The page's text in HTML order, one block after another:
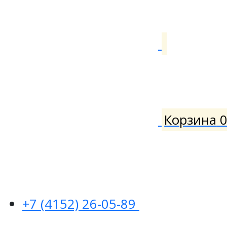
Корзина 0
+7 (4152) 26-05-89